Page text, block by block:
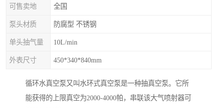
可售卖地 全国
泵头材质 防腐型 不锈钢
单头抽气量 10L/min
外表尺寸 450*340*840mm
循环水真空泵又叫水环式真空泵是一种抽真空泵。它所
能获得的上限真空为2000-4000帕，串联该大气喷射器可